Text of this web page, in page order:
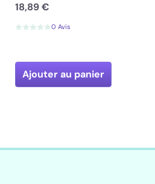
18,89 €
0 Avis
Ajouter au panier